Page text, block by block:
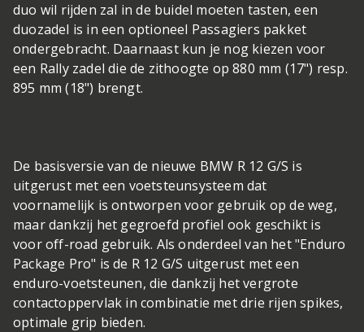
duo wil rijden zal in de buidel moeten tasten, een
duozadel is in een optioneel Passagiers pakket
ondergebracht. Daarnaast kun je nog kiezen voor
een Rally zadel die de zithoogte op 880 mm (17") resp.
895 mm (18") brengt.
De basisversie van de nieuwe BMW R 12 G/S is
uitgerust met een voetsteunsysteem dat
voornamelijk is ontworpen voor gebruik op de weg,
maar dankzij het gegroefd profiel ook geschikt is
voor off-road gebruik. Als onderdeel van het "Enduro
Package Pro" is de R 12 G/S uitgerust met een
enduro-voetsteunen, die dankzij het vergrote
contactoppervlak in combinatie met drie rijen spikes,
optimale grip bieden.